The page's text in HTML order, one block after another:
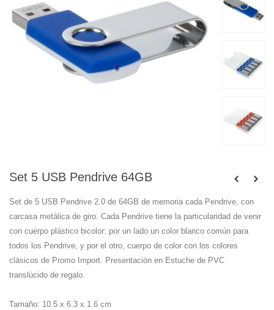
Set 5 USB Pendrive 64GB
Set de 5 USB Pendrive 2.0 de 64GB de memoria cada Pendrive, con
carcasa metálica de giro. Cada Pendrive tiene la particularidad de venir
con cuerpo plástico bicolor: por un lado un color blanco común para
todos los Pendrive, y por el otro, cuerpo de color con los colores
clásicos de Promo Import. Presentación en Estuche de PVC
translúcido de regalo.
Tamaño: 10.5 x 6.3 x 1.6 cm